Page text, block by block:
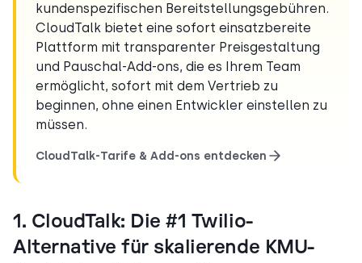
kundenspezifischen Bereitstellungsgebühren.
CloudTalk bietet eine sofort einsatzbereite
Plattform mit transparenter Preisgestaltung
und Pauschal-Add-ons, die es Ihrem Team
ermöglicht, sofort mit dem Vertrieb zu
beginnen, ohne einen Entwickler einstellen zu
müssen.
CloudTalk-Tarife & Add-ons entdecken
1. CloudTalk: Die #1 Twilio-
Alternative für skalierende KMU-